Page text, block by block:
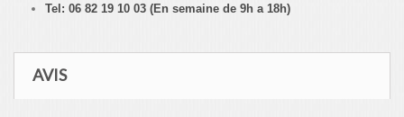
Tel: 06 82 19 10 03 (En semaine de 9h a 18h)
AVIS